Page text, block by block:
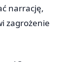
narrację,
zagrożenie